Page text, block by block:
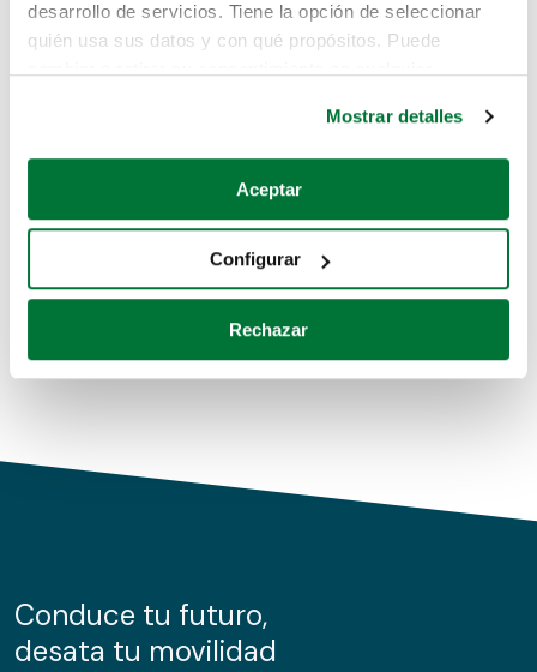
desarrollo de servicios. Tiene la opción de seleccionar
quién usa sus datos y con qué propósitos. Puede
Si lo permite, también quisiéramos:
Recopilar información sobre su ubicación geográfica
Identificar su dispositivo analizándolo activamente
para buscar características específicas (huellas
Obtenga más información sobre cómo se procesan sus
de cookies.
información sobre el uso que haga del sitio web con
nuestros partners de redes sociales, publicidad y análisis
Mostrar detalles
Aceptar
Configurar
Rechazar
Pero puedes encontrar el coche que estás
buscando en alguno de estos enlaces:
Coches de segunda mano
Coches de km0
Conduce tu futuro,
desata tu movilidad